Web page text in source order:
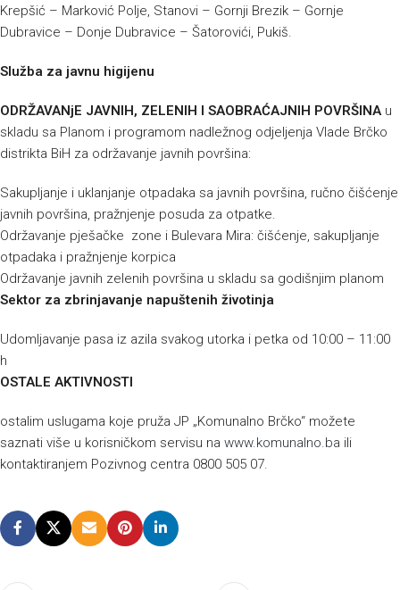
Krepšić – Marković Polje, Stanovi – Gornji Brezik – Gornje
Dubravice – Donje Dubravice – Šatorovići, Pukiš.
Služba za javnu higijenu
ODRŽAVANjE JAVNIH, ZELENIH I SAOBRAĆAJNIH POVRŠINAu
skladu sa Planom i programom nadležnog odjeljenja Vlade Brčko
distrikta BiH za održavanje javnih površina:
Sakupljanje i uklanjanje otpadaka sa javnih površina, ručno čišćenje
javnih površina, pražnjenje posuda za otpatke.
Održavanje pješačke zone i Bulevara Mira: čišćenje, sakupljanje
otpadaka i pražnjenje korpica
Održavanje javnih zelenih površina u skladu sa godišnjim planom
Sektor za zbrinjavanje napuštenih životinja
Udomljavanje pasa iz azila svakog utorka i petka od 10:00 – 11:00
h
OSTALE AKTIVNOSTI
ostalim uslugama koje pruža JP „Komunalno Brčko“ možete
saznati više u korisničkom servisu na www.komunalno.ba ili
kontaktiranjem Pozivnog centra 0800 505 07.